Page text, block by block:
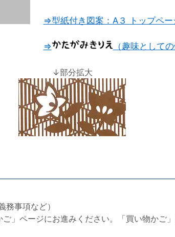
⇒型紙付き図案：A３ トップペー
⇒ （趣味としての
↓部分拡大
務事項など）
ご」ページにお進みください。「買い物かご